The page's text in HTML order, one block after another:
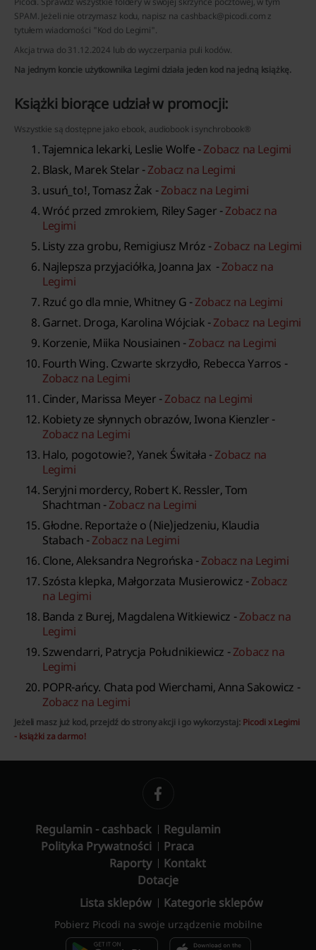
SPAM. Jeżeli nie otrzymasz kodu, napisz na cashback@picodi.com z
tytułem wiadomości "Kod do Legimi".
Akcja trwa do 31.12.2024 lub do wyczerpania puli kodów.
Na jednym koncie użytkownika Legimi działa jeden kod na jedną książkę.
Książki biorące udział w promocji:
Wszystkie są dostępne jako ebook, audiobook i synchrobook®
Tajemnica lekarki, Leslie Wolfe -Zobacz na Legimi
Blask, Marek Stelar -Zobacz na Legimi
usuń_to!, Tomasz Żak -Zobacz na Legimi
Wróć przed zmrokiem, Riley Sager -Zobacz na
Legimi
Listy zza grobu, Remigiusz Mróz -Zobacz na Legimi
Najlepsza przyjaciółka, Joanna Jax -Zobacz na
Legimi
Rzuć go dla mnie, Whitney G -Zobacz na Legimi
Garnet. Droga, Karolina Wójciak -Zobacz na Legimi
Korzenie, Miika Nousiainen -Zobacz na Legimi
Fourth Wing. Czwarte skrzydło, Rebecca Yarros -
Zobacz na Legimi
Cinder, Marissa Meyer -Zobacz na Legimi
Kobiety ze słynnych obrazów, Iwona Kienzler -
Zobacz na Legimi
Halo, pogotowie?, Yanek Świtała -Zobacz na
Legimi
Seryjni mordercy, Robert K. Ressler, Tom
Shachtman -Zobacz na Legimi
Głodne. Reportaże o (Nie)jedzeniu, Klaudia
Stabach -Zobacz na Legimi
Clone, Aleksandra Negrońska -Zobacz na Legimi
Szósta klepka, Małgorzata Musierowicz -Zobacz
na Legimi
Banda z Burej, Magdalena Witkiewicz -Zobacz na
Legimi
Szwendarri, Patrycja Południkiewicz -Zobacz na
Legimi
POPR-ańcy. Chata pod Wierchami, Anna Sakowicz -
Zobacz na Legimi
Jeżeli masz już kod, przejdź do strony akcji i go wykorzystaj: Picodi x Legimi
- książki za darmo!
Regulamin - cashback
Regulamin
Polityka Prywatności
Praca
Raporty
Kontakt
Dotacje
Lista sklepów
Kategorie sklepów
Pobierz Picodi na swoje urządzenie mobilne